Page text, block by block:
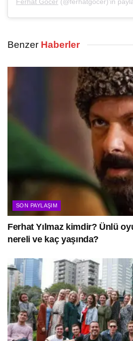
Benzer Haberler
SON PAYLAŞIM
Ferhat Yılmaz kimdir? Ünlü
nereli ve kaç yaşında?